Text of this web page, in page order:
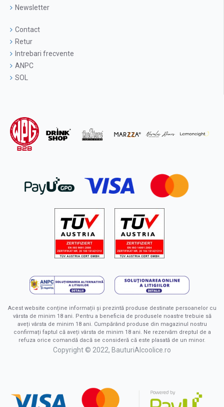
Newsletter
Contact
Retur
Intrebari frecvente
ANPC
SOL
Acest website conține informații și prezintă produse destinate persoanelor cu
vârsta de minim 18 ani. Pentru a beneficia de produsele noastre trebuie să
aveți vârsta de minim 18 ani. Cumpărând produse din magazinul nostru
confirmați faptul că aveți vârsta de minim 18 ani. Ne rezervăm dreptul de a
refuza orice comandă dacă se consideră că este plasată de un minor.
Copyright © 2022, BauturiAlcoolice.ro